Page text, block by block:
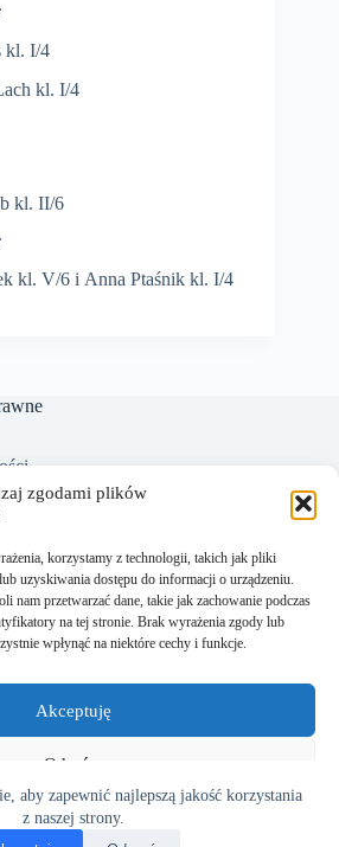
zgodami plików
korzystamy z technologii, takich jak pliki
uzyskiwania dostępu do informacji o urządzeniu.
nam przetwarzać dane, takie jak zachowanie podczas
na tej stronie. Brak wyrażenia zgody lub
wpłynąć na niektóre cechy i funkcje.
Akceptuję
Odmów
Zobacz preferencje
aby zapewnić najlepszą jakość korzystania
z naszej strony.
kl. I/4
kl. I/4
kl. II/6
kl. V/6 i Anna Ptaśnik kl. I/4
(EU)
01 93
538 840
w Starym Sączu